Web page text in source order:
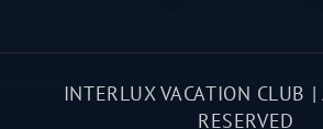
INTERLUX VACATION CLUB
RESERVED